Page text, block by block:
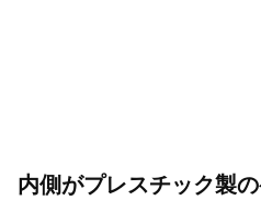
内側がプレスチック製